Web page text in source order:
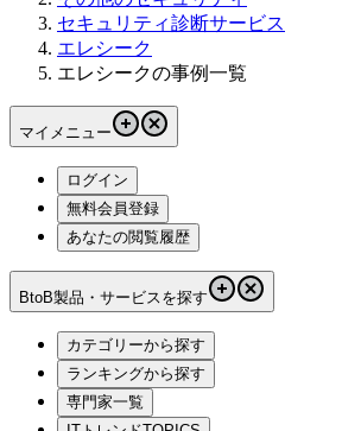
セキュリティ診断サービス
エレシーク
エレシークの事例一覧
マイメニュー
ログイン
無料会員登録
あなたの閲覧履歴
BtoB製品・サービスを探す
カテゴリーから探す
ランキングから探す
専門家一覧